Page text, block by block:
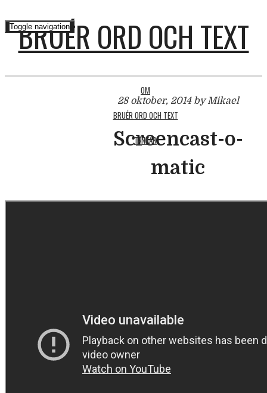
Toggle navigation
BRUÉR ORD OCH TEXT
OM
BRUÉR ORD OCH TEXT
TANKAR
28 oktober, 2014 by Mikael
Screencast-o-
matic